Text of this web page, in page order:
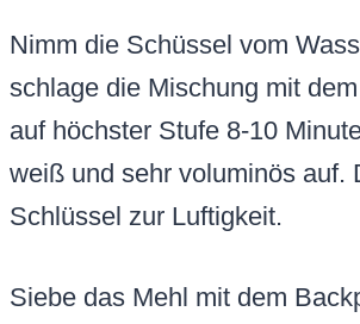
Nimm die Schüssel vom
schlage die Mischung mit
auf höchster Stufe 8-10
weiß und sehr voluminös auf.
Schlüssel zur Luftigkeit.
Siebe das Mehl mit dem